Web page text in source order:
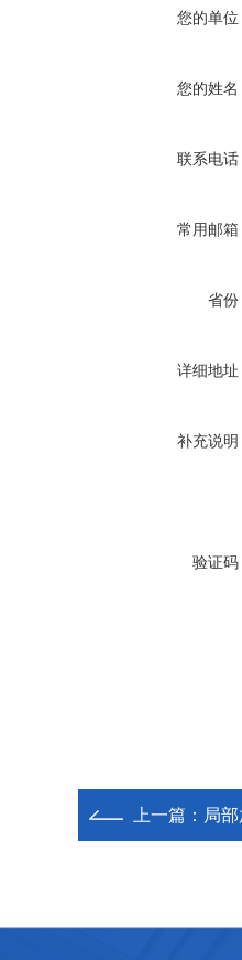
您的单位
您的姓名
联系电话
常用邮箱
省份
详细地址
补充说明
验证码
上一篇： 局